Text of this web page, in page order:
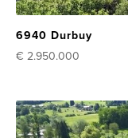
6940 Durbuy
€ 2.950.000